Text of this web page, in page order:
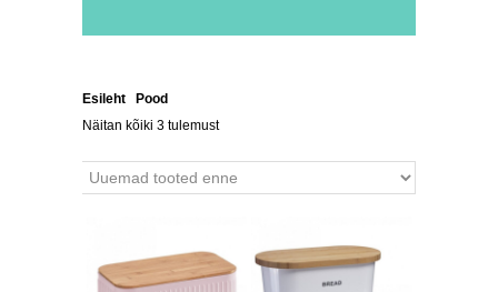
Esileht Pood
Näitan kõiki 3 tulemust